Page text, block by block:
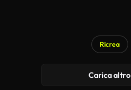
Ricrea
Carica altro